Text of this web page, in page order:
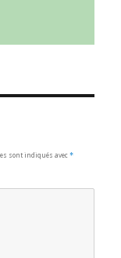
sont indiqués avec*